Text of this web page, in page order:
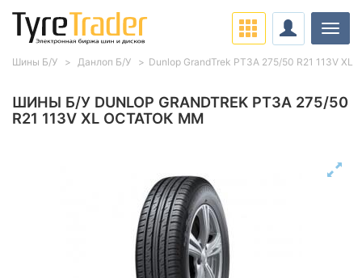
ШИНЫ Б/У DUNLOP GRANDTREK PT3A 275/50
R21 113V XL ОСТАТОК ММ
Шины Б/У Данлоп Б/У Dunlop GrandTrek PT3A 275/50 R21 113V XL